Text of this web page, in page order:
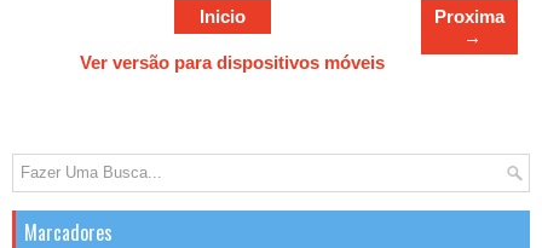
Proxima
→
Inicio
Ver versão para dispositivos móveis
Marcadores